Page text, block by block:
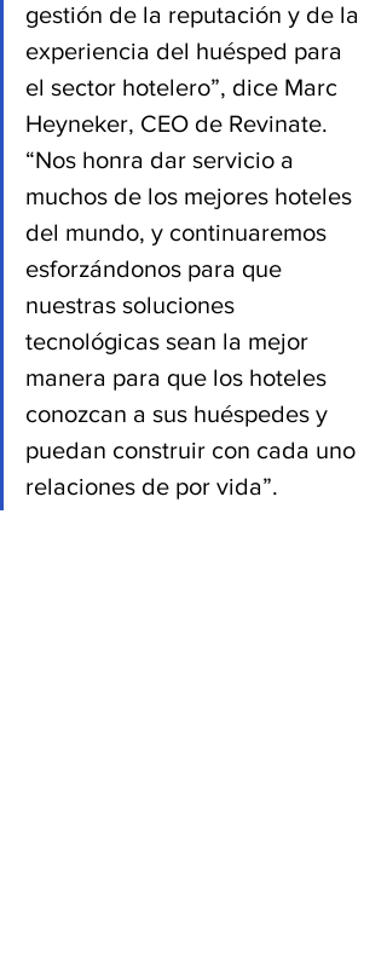
gestión de la reputación y de la
experiencia del huésped para
el sector hotelero”, dice Marc
Heyneker, CEO de Revinate.
“Nos honra dar servicio a
muchos de los mejores hoteles
del mundo, y continuaremos
esforzándonos para que
nuestras soluciones
tecnológicas sean la mejor
manera para que los hoteles
conozcan a sus huéspedes y
puedan construir con cada uno
relaciones de por vida”.